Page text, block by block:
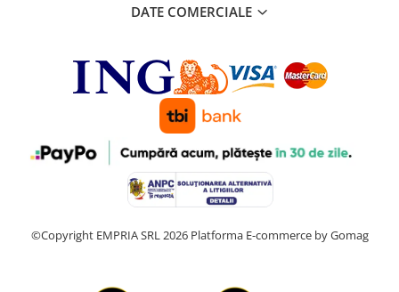
DATE COMERCIALE
©Copyright EMPRIA SRL 2026 Platforma E-commerce by Gomag